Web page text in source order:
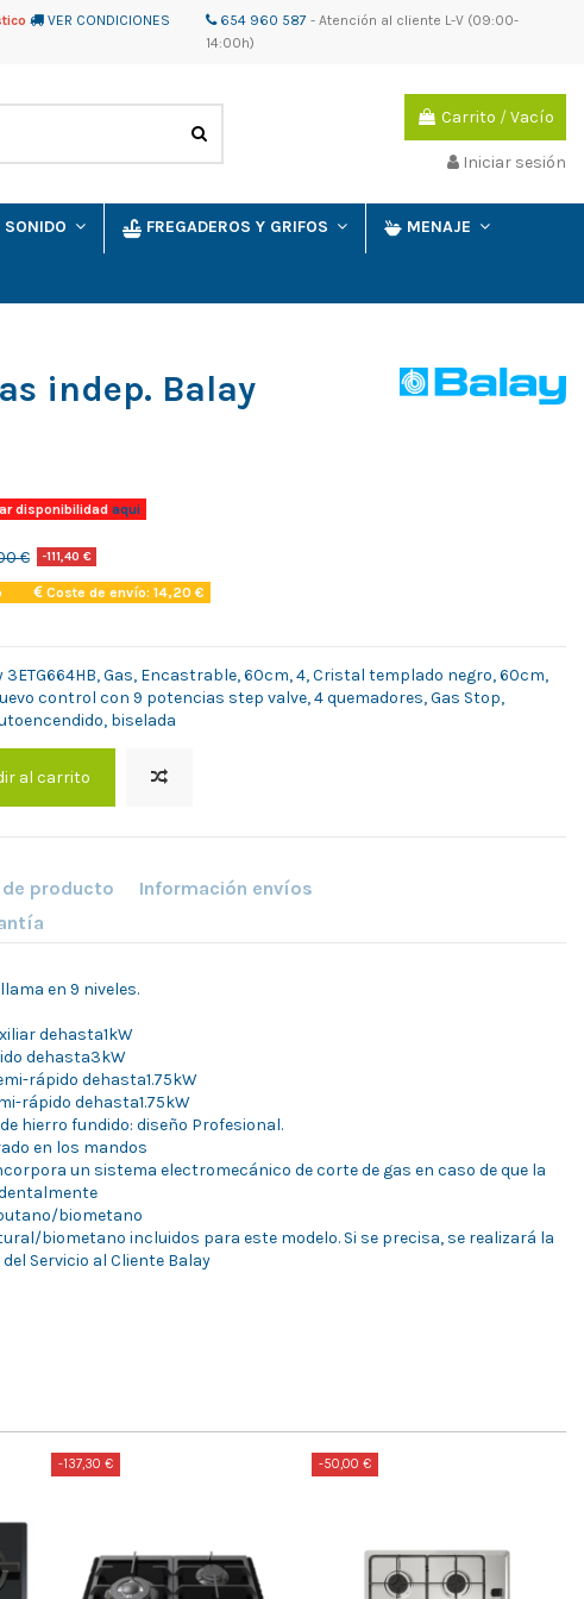
VER CONDICIONES 654 960 587 - Atención al cliente L-V (09:00-
14:00h)
Carrito /Vacío
Iniciar sesión
FREGADEROS Y GRIFOS MENAJE
indep. Balay
disponibilidadaqui
€ -111,40 €
Coste de envío: 14,20 €
3ETG664HB, Gas, Encastrable, 60cm, 4, Cristal templado negro, 60cm,
control con 9 potencias step valve, 4 quemadores, Gas Stop,
biselada
al carrito
producto
Información envíos
en 9 niveles.
dehasta1kW
dehasta3kW
rápido dehasta1.75kW
rápido dehasta1.75kW
hierro fundido: diseño Profesional.
en los mandos
un sistema electromecánico de corte de gas en caso de que la
biometano
biometano incluidos para este modelo. Si se precisa, se realizará la
Servicio al Cliente Balay
-137,30 € -50,00 €